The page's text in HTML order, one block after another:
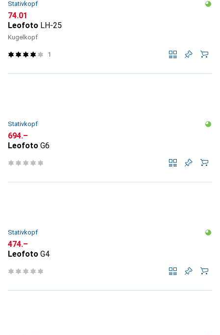
Stativkopf
CHF
74.01
Leofoto LH-25
Kugelkopf
1
Stativkopf
CHF
694.–
Leofoto G6
Stativkopf
CHF
474.–
Leofoto G4